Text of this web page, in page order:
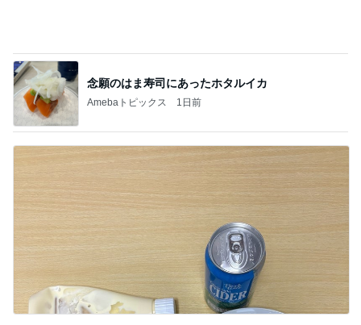
念願のはま寿司にあったホタルイカ
Amebaトピックス 1日前